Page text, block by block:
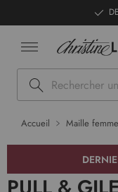
Rechercher
Accueil Maille femme